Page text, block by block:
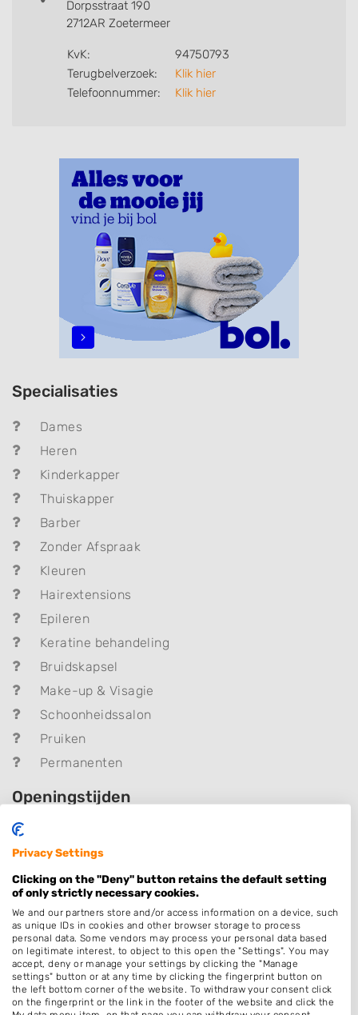
Dorpsstraat 190
2712AR Zoetermeer
KvK:
94750793
Terugbelverzoek:
Klik hier
Telefoonnummer:
Klik hier
Specialisaties
Dames
Heren
Kinderkapper
Thuiskapper
Barber
Zonder Afspraak
Kleuren
Hairextensions
Epileren
Keratine behandeling
Bruidskapsel
Make-up & Visagie
Schoonheidssalon
Pruiken
Permanenten
Openingstijden
Maandag
Dinsdag
Woensdag
9:30 -18:00
Donderdag
9:30 -
18:00
Vrijdag
9:00 -19:00
Zaterdag
9:00
18:00
Zondag
Gesloten
Privacy Settings
Clicking on the "Deny" button retains the default setting
of only strictly necessary cookies.
We and our partners store and/or access information on a device, such
as unique IDs in cookies and other browser storage to process
personal data. Some vendors may process your personal data based
on legitimate interest, to object to this open the "Settings". You may
accept, deny or manage your settings by clicking the "Manage
settings" button or at any time by clicking the fingerprint button on
the left bottom corner of the website. To withdraw your consent click
on the fingerprint or the link in the footer of the website and click the